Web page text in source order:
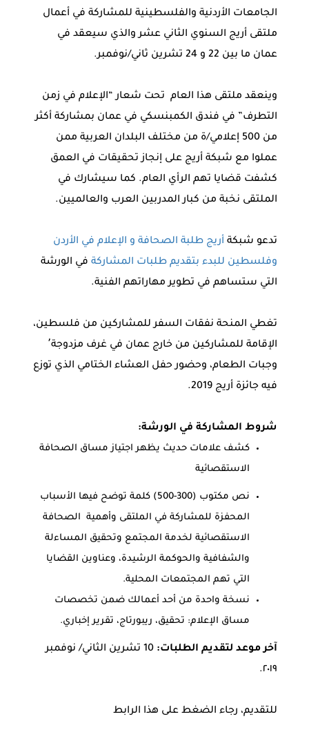
الجامعات الأردنية والفلسطينية للمشاركة في أعمال
ملتقى أريج السنوي الثاني عشر والذي سيعقد في
عمان ما بين 22 و 24 تشرين ثاني/نوفمبر.
وينعقد ملتقى هذا العام تحت شعار “الإعلام في زمن
التطرف” في فندق الكمبنسكي في عمان بمشاركة أكثر
من 500 إعلامي/ة من مختلف البلدان العربية ممن
عملوا مع شبكة أريج على إنجاز تحقيقات في العمق
كشفت قضايا تهم الرأي العام. كما سيشارك في
الملتقى نخبة من كبار المدربين العرب والعالميين.
تدعو شبكة أريج طلبة الصحافة و الإعلام في الأردن
وفلسطين للبدء بتقديم طلبات المشاركةفي الورشة
التي ستساهم في تطوير مهاراتهم الفنية.
تغطي المنحة نفقات السفر للمشاركين من فلسطين،
الإقامة للمشاركين من خارج عمان في غرف مزدوجة٬
وجبات الطعام، وحضور حفل العشاء الختامي الذي توزع
فيه جائزة أريج 2019.
شروط المشاركة في الورشة:
كشف علامات حديث يظهر اجتياز مساق الصحافة
الاستقصائية
نص مكتوب (300-500) كلمة توضح فيها الأسباب
المحفزة للمشاركة في الملتقى وأهمية الصحافة
الاستقصائية لخدمة المجتمع وتحقيق المساءلة
والشفافية والحوكمة الرشيدة، وعناوين القضايا
التي تهم المجتمعات المحلية.
نسخة واحدة من أحد أعمالك ضمن تخصصات
مساق الإعلام: تحقيق، ريبورتاج، تقرير إخباري.
آخر موعد لتقديم الطلبات:
10 تشرين الثاني/ نوفمبر
٢٠١٩.
للتقديم، رجاء الضغط على هذا الرابط